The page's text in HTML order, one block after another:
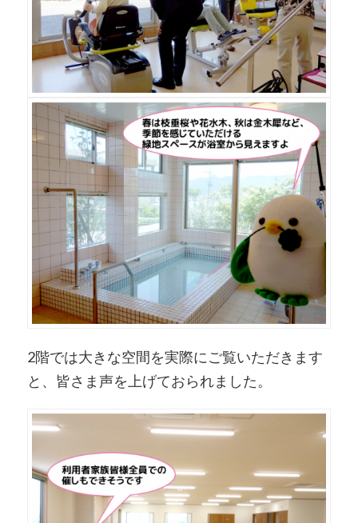
2階では大きな空間を実際にご覧いただきます
と、皆さま声を上げておられました。